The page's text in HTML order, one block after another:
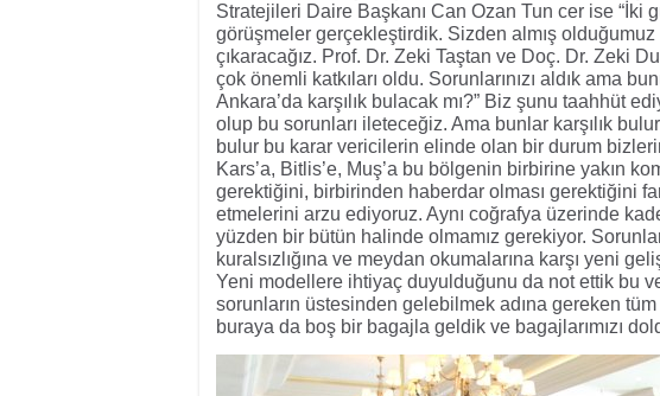
Stratejileri Daire Başkanı Can Ozan Tun cer ise “İki
görüşmeler gerçekleştirdik. Sizden almış
çıkaracağız. Prof. Dr. Zeki Taştan ve Doç. Dr. Zeki
çok önemli katkıları oldu. Sorunlarınızı aldık ama
Ankara’da karşılık bulacak mı?” Biz şunu taahhüt
olup bu sorunları ileteceğiz. Ama bunlar karşılık
bulur bu karar vericilerin elinde olan bir durum
Kars’a, Bitlis’e, Muş’a bu bölgenin birbirine yakın
gerektiğini, birbirinden haberdar olması gerektiğini
etmelerini arzu ediyoruz. Aynı coğrafya üzerinde
yüzden bir bütün halinde olmamız gerekiyor.
kuralsızlığına ve meydan okumalarına karşı yeni
Yeni modellere ihtiyaç duyulduğunu da not ettik bu
sorunların üstesinden gelebilmek adına gereken
buraya da boş bir bagajla geldik ve bagajlarımızı